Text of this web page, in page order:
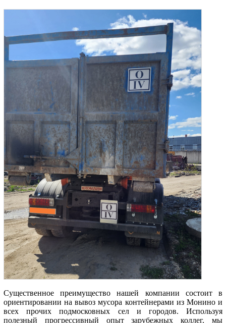
Существенное преимущество нашей компании состоит в
ориентировании на вывоз мусора контейнерами из Монино и
всех прочих подмосковных сел и городов. Используя
полезный прогрессивный опыт зарубежных коллег, мы